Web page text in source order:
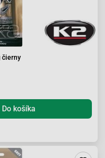
čierny
Do košíka